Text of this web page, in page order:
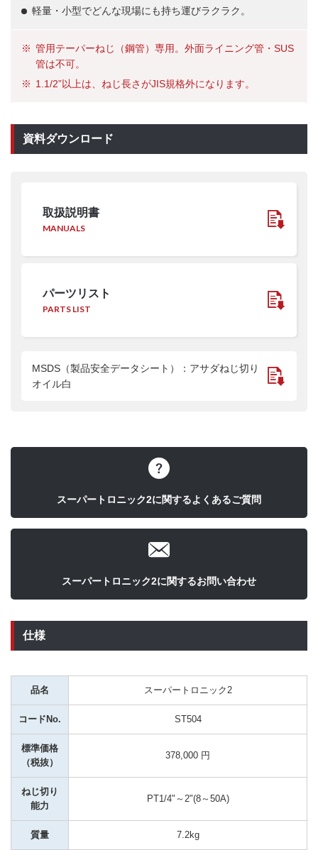
軽量・小型でどんな現場にも持ち運びラクラク。
管用テーパーねじ（鋼管）専用。外面ライニング管・SUS
管は不可。
1.1/2”以上は、ねじ長さがJIS規格外になります。
資料ダウンロード
取扱説明書
MANUALS
パーツリスト
PARTS LIST
MSDS（製品安全データシート）：アサダねじ切り
オイル白
スーパートロニック2に関するよくあるご質問
スーパートロニック2に関するお問い合わせ
仕様
品名 スーパートロニック2
コードNo. ST504
標準価格
（税抜）
378,000 円
ねじ切り
能力
PT1/4"～2"(8～50A)
質量 7.2kg